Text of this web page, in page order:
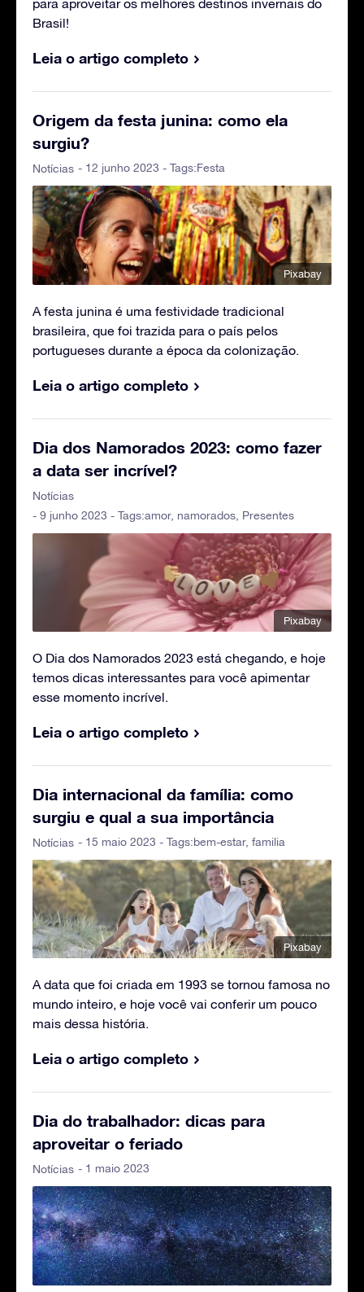
para aproveitar os melhores destinos invernais do
Brasil!
Leia o artigo completo
Origem da festa junina: como ela
surgiu?
Notícias - 12 junho 2023 - Tags:Festa
Pixabay
A festa junina é uma festividade tradicional
brasileira, que foi trazida para o país pelos
portugueses durante a época da colonização.
Leia o artigo completo
Dia dos Namorados 2023: como fazer
a data ser incrível?
Notícias
- 9 junho 2023 - Tags:amor, namorados Presentes
Pixabay
O Dia dos Namorados 2023 está chegando, e hoje
temos dicas interessantes para você apimentar
esse momento incrível.
Leia o artigo completo
Dia internacional da família: como
surgiu e qual a sua importância
Notícias - 15 maio 2023 - Tags:bem-estar, familia
Pixabay
A data que foi criada em 1993 se tornou famosa no
mundo inteiro, e hoje você vai conferir um pouco
mais dessa história.
Leia o artigo completo
Dia do trabalhador: dicas para
aproveitar o feriado
Notícias - 1 maio 2023